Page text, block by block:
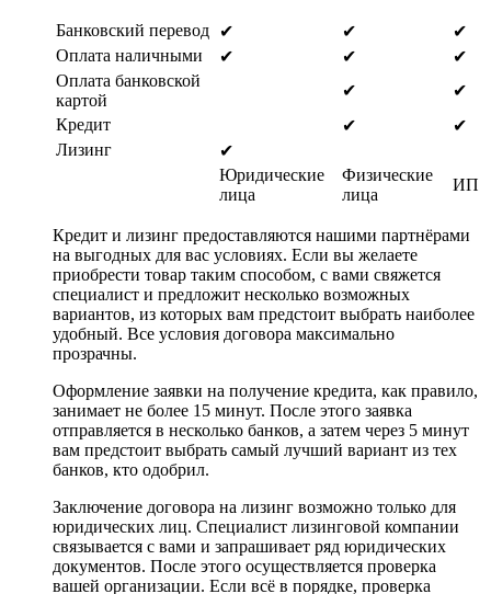
Банковский перевод ✔ ✔
✔
Оплата наличными
✔ ✔
✔
Оплата банковской
картой
✔
✔
Кредит
✔
✔
Лизинг
✔
Юридические
лица
Физические
лица
ИП
Кредит и лизинг предоставляются нашими партнёрами
на выгодных для вас условиях. Если вы желаете
приобрести товар таким способом, с вами свяжется
специалист и предложит несколько возможных
вариантов, из которых вам предстоит выбрать наиболее
удобный. Все условия договора максимально
прозрачны.
Оформление заявки на получение кредита, как правило,
занимает не более 15 минут. После этого заявка
отправляется в несколько банков, а затем через 5 минут
вам предстоит выбрать самый лучший вариант из тех
банков, кто одобрил.
Заключение договора на лизинг возможно только для
юридических лиц. Специалист лизинговой компании
связывается с вами и запрашивает ряд юридических
документов. После этого осуществляется проверка
вашей организации. Если всё в порядке, проверка